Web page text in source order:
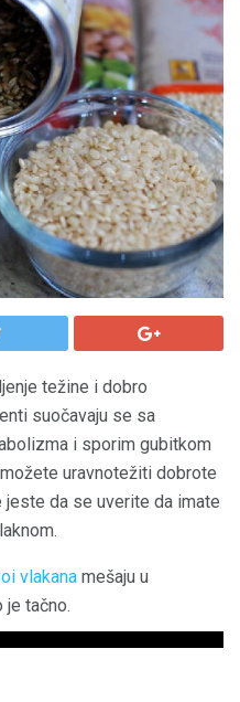
težine i dobro
suočavaju se sa
i sporim gubitkom
uravnotežiti dobrote
da se uverite da imate
vlakana mešaju u
tačno.